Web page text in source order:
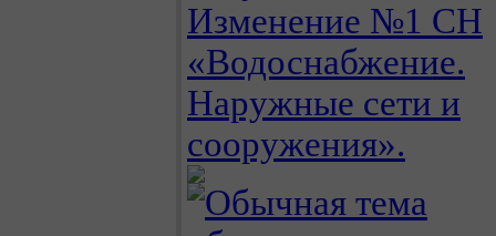
Изменение №1 СН
«Водоснабжение.
Наружные сети и
сооружения».